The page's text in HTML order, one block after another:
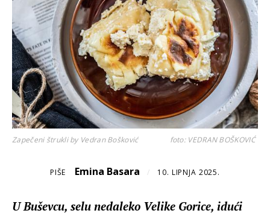
Zapečeni štrukli by Vedran Bošković foto: VEDRAN BOŠKOVIĆ
PIŠE Emina Basara / 10. LIPNJA 2025.
U Buševcu, selu nedaleko Velike Gorice, idući